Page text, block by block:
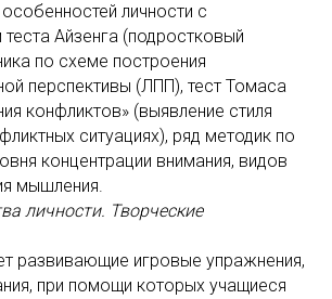
личности с
Айзенга (подростковый
по схеме построения
перспективы (ЛПП), тест Томаса
конфликтов» (выявление стиля
ситуациях), ряд методик по
концентрации внимания, видов
мышления.
личности. Творческие
развивающие игровые упражнения,
при помощи которых учащиеся